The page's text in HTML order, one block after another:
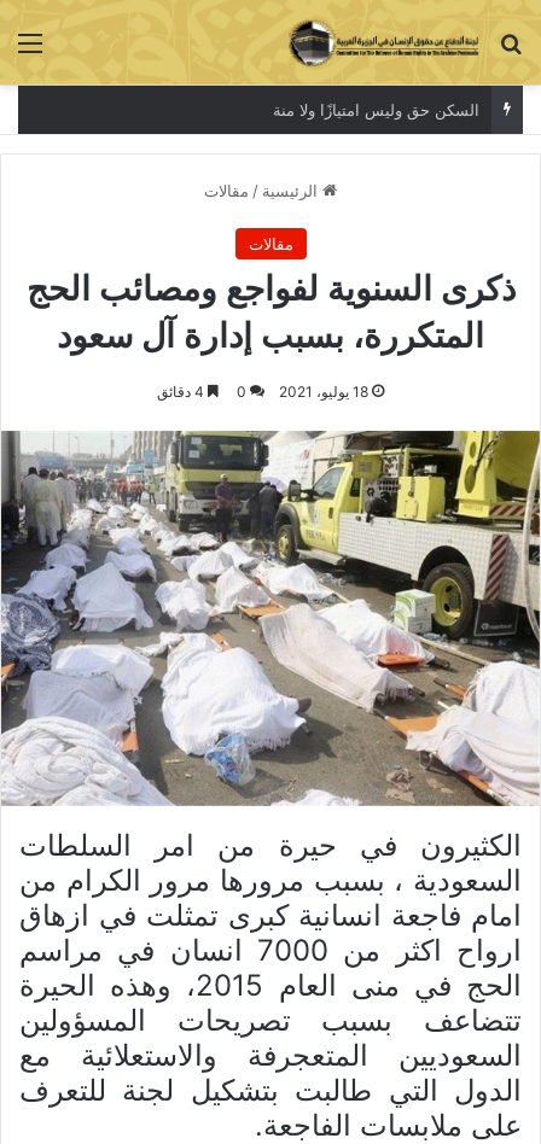
بحث عن
السكن حق وليس امتيازًا ولا منة
الرئيسية / مقالات
مقالات
ذكرى السنوية لفواجع ومصائب الحج
المتكررة، بسبب إدارة آل سعود
18 يوليو، 2021 0
الکثیرون في حیرة من امر السلطات
السعودیة ، بسبب مرورها مرور الکرام من
امام فاجعة انسانیة کبری تمثلت في ازهاق
ارواح اکثر من 7000 انسان في مراسم
الحج في منی العام 2015، وهذه الحیرة
تتضاعف بسبب تصریحات المسؤولین
السعودیین المتعجرفة والاستعلائیة مع
الدول التي طالبت بتشکیل لجنة للتعرف
علی ملابسات الفاجعة.